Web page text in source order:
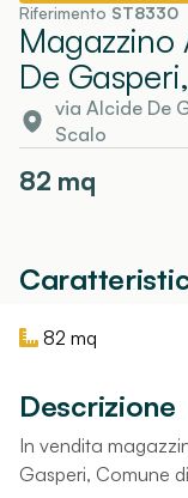
Riferimento ST8330
Magazzino
De
via Alcide De
Scalo
82 mq
82 mq
Descrizione
In vendita
Gasperi, Comune